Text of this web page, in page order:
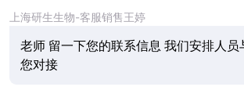
上海研生生物-客服销售王婷
老师 留一下您的联系信息 我们安排人员
您对接